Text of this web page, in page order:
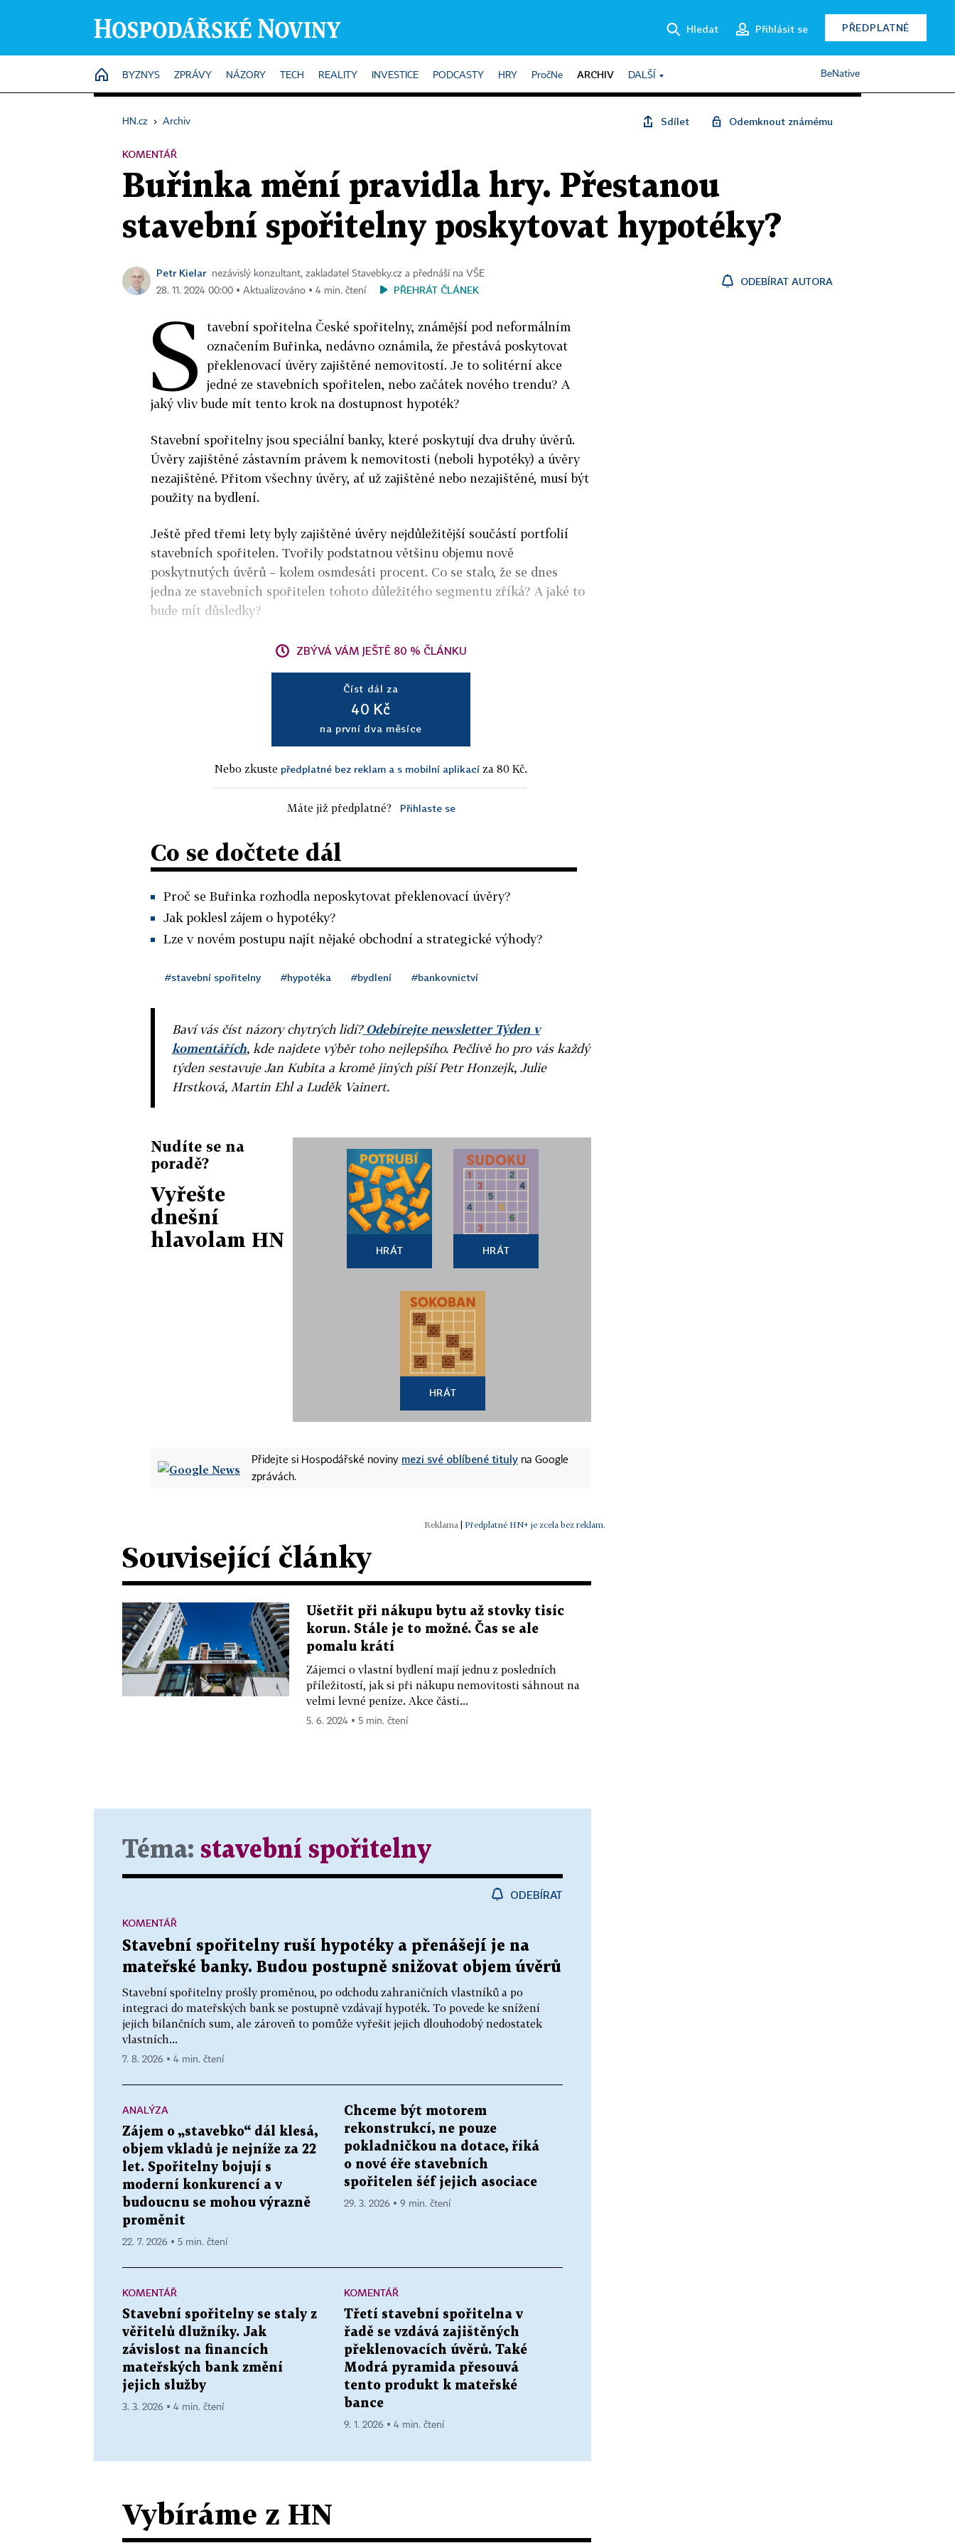
Hledat Přihlásit se PŘEDPLATNÉ
HOME
BYZNYS ZPRÁVY NÁZORY TECH REALITY INVESTICE PODCASTY HRY PročNe ARCHIV DALŠÍ BeNative
HN.cz › Archiv Sdílet Odemknout známému
KOMENTÁŘ
Buřinka mění pravidla hry. Přestanou
stavební spořitelny poskytovat hypotéky?
Petr Kielar
nezávislý konzultant, zakladatel Stavebky.cz a přednáší na VŠE
28. 11. 2024 00:00 ▪ Aktualizováno ▪ 4 min. čtení
PŘEHRÁT ČLÁNEK
ODEBÍRAT AUTORA
S
tavební spořitelna České spořitelny, známější pod neformálním
označením Buřinka, nedávno oznámila, že přestává poskytovat
překlenovací úvěry zajištěné nemovitostí. Je to solitérní akce
jedné ze stavebních spořitelen, nebo začátek nového trendu? A
jaký vliv bude mít tento krok na dostupnost hypoték?
Stavební spořitelny jsou speciální banky, které poskytují dva druhy úvěrů.
Úvěry zajištěné zástavním právem k nemovitosti (neboli hypotéky) a úvěry
nezajištěné. Přitom všechny úvěry, ať už zajištěné nebo nezajištěné, musí být
použity na bydlení.
Ještě před třemi lety byly zajištěné úvěry nejdůležitější součástí portfolií
stavebních spořitelen. Tvořily podstatnou většinu objemu nově
poskytnutých úvěrů – kolem osmdesáti procent. Co se stalo, že se dnes
jedna ze stavebních spořitelen tohoto důležitého segmentu zříká? A jaké to
bude mít důsledky?
ZBÝVÁ VÁM JEŠTĚ 80 % ČLÁNKU
Číst dál za
40 Kč
na první dva měsíce
Nebo zkuste předplatné bez reklam a s mobilní aplikací za 80 Kč.
Máte již předplatné? Přihlaste se
Co se dočtete dál
Proč se Buřinka rozhodla neposkytovat překlenovací úvěry?
Jak poklesl zájem o hypotéky?
Lze v novém postupu najít nějaké obchodní a strategické výhody?
#stavební spořitelny #hypotéka #bydlení #bankovnictví
Baví vás číst názory chytrých lidí?Odebírejte newsletter Týden v
komentářích, kde najdete výběr toho nejlepšího. Pečlivě ho pro vás každý
týden sestavuje Jan Kubita a kromě jiných píší Petr Honzejk, Julie
Hrstková, Martin Ehl a Luděk Vainert.
Nudíte se na
poradě?
Vyřešte
dnešní
hlavolam HN
HRÁT HRÁT
HRÁT
Přidejte si Hospodářské noviny mezi své oblíbené tituly na Google
zprávách.
Předplatné HN+ je zcela bez reklam.
Související články
Ušetřit při nákupu bytu až stovky tisíc
korun. Stále je to možné. Čas se ale
pomalu krátí
Zájemci o vlastní bydlení mají jednu z posledních
příležitostí, jak si při nákupu nemovitosti sáhnout na
velmi levné peníze. Akce části...
5. 6. 2024 ▪ 5 min. čtení
Téma: stavební spořitelny
ODEBÍRAT
Stavební spořitelny ruší hypotéky a přenášejí je na
mateřské banky. Budou postupně snižovat objem úvěrů
Stavební spořitelny prošly proměnou, po odchodu zahraničních vlastníků a po
integraci do mateřských bank se postupně vzdávají hypoték. To povede ke snížení
jejich bilančních sum, ale zároveň to pomůže vyřešit jejich dlouhodobý nedostatek
vlastních...
KOMENTÁŘ
7. 8. 2026 ▪ 4 min. čtení
ANALÝZA
Zájem o „stavebko“ dál klesá,
objem vkladů je nejníže za 22
let. Spořitelny bojují s
moderní konkurencí a v
budoucnu se mohou výrazně
proměnit
22. 7. 2026 ▪ 5 min. čtení
Chceme být motorem
rekonstrukcí, ne pouze
pokladničkou na dotace, říká
o nové éře stavebních
spořitelen šéf jejich asociace
29. 3. 2026 ▪ 9 min. čtení
KOMENTÁŘ
Stavební spořitelny se staly z
věřitelů dlužníky. Jak
závislost na financích
mateřských bank změní
jejich služby
3. 3. 2026 ▪ 4 min. čtení
KOMENTÁŘ
Třetí stavební spořitelna v
řadě se vzdává zajištěných
překlenovacích úvěrů. Také
Modrá pyramida přesouvá
tento produkt k mateřské
bance
9. 1. 2026 ▪ 4 min. čtení
Vybíráme z HN